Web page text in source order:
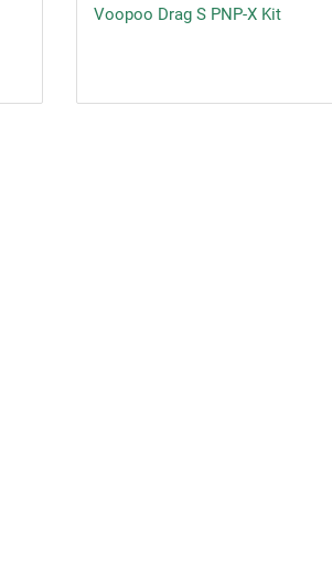
Voopoo Drag S PNP-X Kit